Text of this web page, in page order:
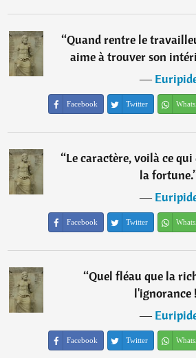
“Quand rentre le
aime à trouver son
―
Facebook Twitter
“Le caractère, voilà ce
la fortune.
―
Facebook Twitter
“Quel fléau que la
l'ignorance
―
Facebook Twitter